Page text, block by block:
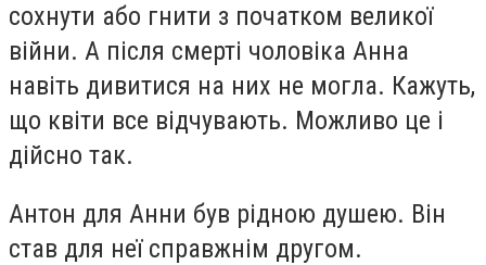
сохнути або гнити з початком великої
війни. А після смерті чоловіка Анна
навіть дивитися на них не могла. Кажуть,
що квіти все відчувають. Можливо це і
дійсно так.
Антон для Анни був рідною душею. Він
став для неї справжнім другом.